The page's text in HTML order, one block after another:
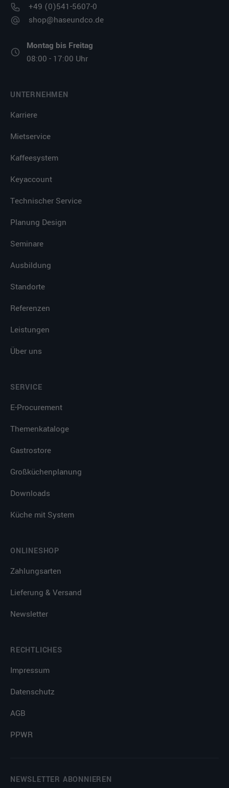
+49 (0)541-5607-0
shop@haseundco.de
Montag bis Freitag
08:00 - 17:00 Uhr
UNTERNEHMEN
Karriere
Mietservice
Kaffeesystem
Keyaccount
Technischer Service
Planung Design
Seminare
Ausbildung
Standorte
Referenzen
Leistungen
Über uns
SERVICE
E-Procurement
Themenkataloge
Gastrostore
Großküchenplanung
Downloads
Küche mit System
ONLINESHOP
Zahlungsarten
Lieferung & Versand
Newsletter
RECHTLICHES
Impressum
Datenschutz
AGB
PPWR
NEWSLETTER ABONNIEREN